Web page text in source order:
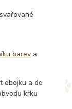
barev a
obojku a do
krku